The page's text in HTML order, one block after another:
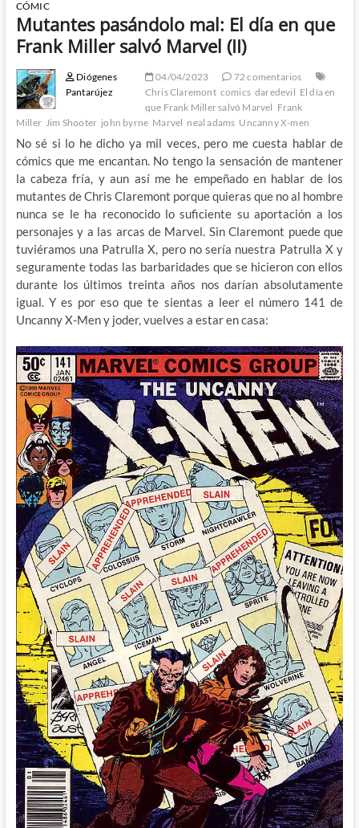
CÓMIC
Mutantes pasándolo mal: El día en que
Frank Miller salvó Marvel (II)
Diógenes
Pantarújez
04/04/2023
72 comentarios
Chris Claremont comics daredevil El día en
que Frank Miller salvó Marvel Frank
Miller Jim Shooter john byrne Marvel neal adams Uncanny X-men
No sé si lo he dicho ya mil veces, pero me cuesta hablar de
cómics que me encantan. No tengo la sensación de mantener
la cabeza fría, y aun así me he empeñado en hablar de los
mutantes de Chris Claremont porque quieras que no al hombre
nunca se le ha reconocido lo suficiente su aportación a los
personajes y a las arcas de Marvel. Sin Claremont puede que
tuviéramos una Patrulla X, pero no sería nuestra Patrulla X y
seguramente todas las barbaridades que se hicieron con ellos
durante los últimos treinta años nos darían absolutamente
igual. Y es por eso que te sientas a leer el número 141 de
Uncanny X-Men y joder, vuelves a estar en casa: